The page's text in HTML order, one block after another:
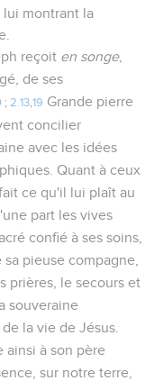
lui montrant la
reçoit en songe,
de ses
; 2.13 19 Grande pierre
concilier
avec les idées
Quant à ceux
ce qu'il lui plaît au
part les vives
confié à ses soins,
pieuse compagne,
prières, le secours et
souveraine
la vie de Jésus.
ainsi à son père
sur notre terre,